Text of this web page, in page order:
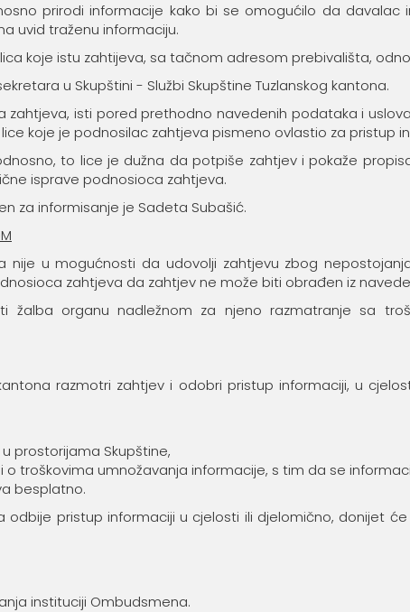
prirodi informacije kako bi se omogućilo da davalac
uvid traženu informaciju.
koje istu zahtijeva, sa tačnom adresom prebivališta,
u Skupštini - Službi Skupštine Tuzlanskog kantona.
zahtjeva, isti pored prethodno navedenih podataka i
koje je podnosilac zahtjeva pismeno ovlastio za pristup
to lice je dužna da potpiše zahtjev i pokaže
isprave podnosioca zahtjeva.
za informisanje je Sadeta Subašić.
nije u mogućnosti da udovolji zahtjevu zbog
zahtjeva da zahtjev ne može biti obrađen iz
žalba organu nadležnom za njeno razmatranje sa
razmotri zahtjev i odobri pristup informaciji, u
prostorijama Skupštine,
troškovima umnožavanja informacije, s tim da se
besplatno.
odbije pristup informaciji u cjelosti ili djelomično, donijet
instituciji Ombudsmena.